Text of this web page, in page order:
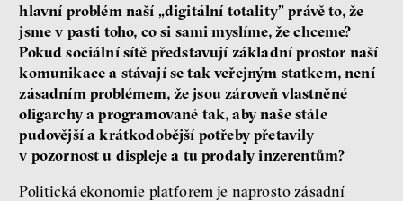
hlavní problém naší „digitální totality” právě to, že
jsme v pasti toho, co si sami myslíme, že chceme?
Pokud sociální sítě představují základní prostor naší
komunikace a stávají se tak veřejným statkem, není
zásadním problémem, že jsou zároveň vlastněné
oligarchy a programované tak, aby naše stále
pudovější a krátkodobější potřeby přetavily
v pozornost u displeje a tu prodaly inzerentům?
Politická ekonomie platforem je naprosto zásadní